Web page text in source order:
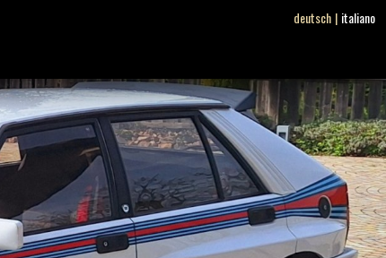
deutsch | italiano